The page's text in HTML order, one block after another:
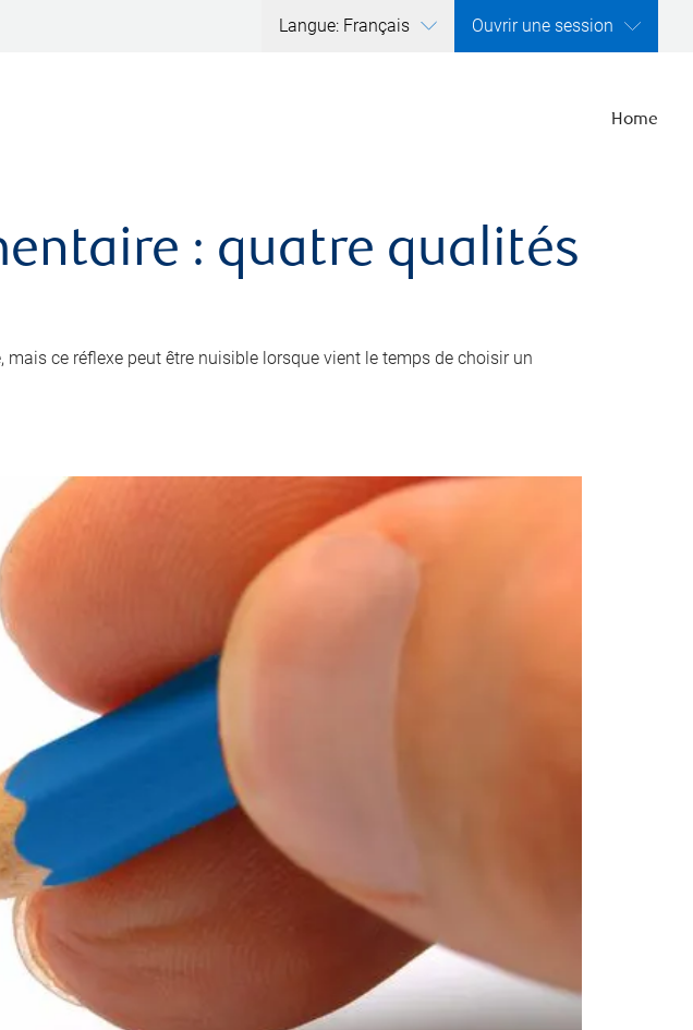
Langue: Français Ouvrir une session
Home
: quatre qualités
ce réflexe peut être nuisible lorsque vient le temps de choisir un